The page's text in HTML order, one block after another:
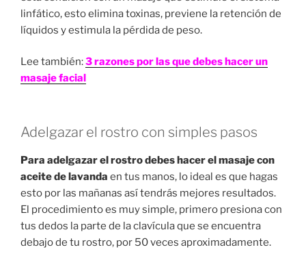
linfático, esto elimina toxinas, previene la retención de
líquidos y estimula la pérdida de peso.
Lee también:3 razones por las que debes hacer un
masaje facial
Adelgazar el rostro con simples pasos
Para adelgazar el rostro debes hacer el masaje con
aceite de lavanda en tus manos, lo ideal es que hagas
esto por las mañanas así tendrás mejores resultados.
El procedimiento es muy simple, primero presiona con
tus dedos la parte de la clavícula que se encuentra
debajo de tu rostro, por 50 veces aproximadamente.